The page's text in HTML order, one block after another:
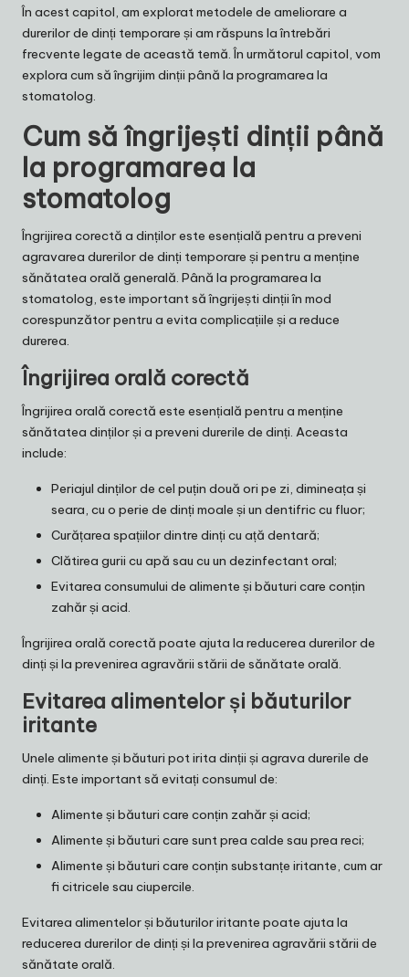
În acest capitol, am explorat metodele de ameliorare a
durerilor de dinți temporare și am răspuns la întrebări
frecvente legate de această temă. În următorul capitol, vom
explora cum să îngrijim dinții până la programarea la
stomatolog.
Cum să îngrijești dinții până
la programarea la
stomatolog
Îngrijirea corectă a dinților este esențială pentru a preveni
agravarea durerilor de dinți temporare și pentru a menține
sănătatea orală generală. Până la programarea la
stomatolog, este important să îngrijești dinții în mod
corespunzător pentru a evita complicațiile și a reduce
durerea.
Îngrijirea orală corectă
Îngrijirea orală corectă este esențială pentru a menține
sănătatea dinților și a preveni durerile de dinți. Aceasta
include:
Periajul dinților de cel puțin două ori pe zi, dimineața și
seara, cu o perie de dinți moale și un dentifric cu fluor;
Curățarea spațiilor dintre dinți cu ață dentară;
Clătirea gurii cu apă sau cu un dezinfectant oral;
Evitarea consumului de alimente și băuturi care conțin
zahăr și acid.
Îngrijirea orală corectă poate ajuta la reducerea durerilor de
dinți și la prevenirea agravării stării de sănătate orală.
Evitarea alimentelor și băuturilor
iritante
Unele alimente și băuturi pot irita dinții și agrava durerile de
dinți. Este important să evitați consumul de:
Alimente și băuturi care conțin zahăr și acid;
Alimente și băuturi care sunt prea calde sau prea reci;
Alimente și băuturi care conțin substanțe iritante, cum ar
fi citricele sau ciupercile.
Evitarea alimentelor și băuturilor iritante poate ajuta la
reducerea durerilor de dinți și la prevenirea agravării stării de
sănătate orală.